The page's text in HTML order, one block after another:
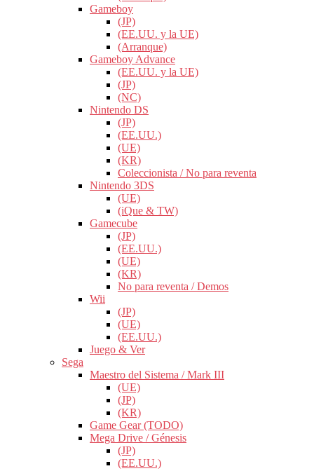
Gameboy
(JP)
(EE.UU. y la UE)
(Arranque)
Gameboy Advance
(EE.UU. y la UE)
(JP)
(NC)
Nintendo DS
(JP)
(EE.UU.)
(UE)
(KR)
Coleccionista / No para reventa
Nintendo 3DS
(UE)
(iQue & TW)
Gamecube
(JP)
(EE.UU.)
(UE)
(KR)
No para reventa / Demos
Wii
(JP)
(UE)
(EE.UU.)
Juego & Ver
Sega
Maestro del Sistema / Mark III
(UE)
(JP)
(KR)
Game Gear (TODO)
Mega Drive / Génesis
(JP)
(EE.UU.)